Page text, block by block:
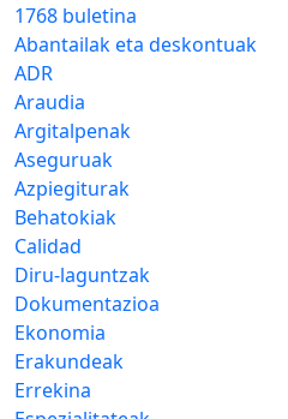
1768 buletina
Abantailak eta deskontuak
ADR
Araudia
Argitalpenak
Aseguruak
Azpiegiturak
Behatokiak
Calidad
Diru-laguntzak
Dokumentazioa
Ekonomia
Erakundeak
Errekina